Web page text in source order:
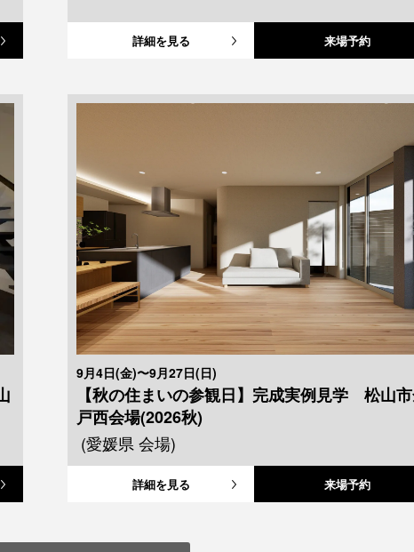
詳細を見る 来場予約
9月4日(金)〜9月27日(日)
【秋の住まいの参観日】完成実例見学 松山
戸西会場(2026秋)
(愛媛県 会場)
詳細を見る 来場予約